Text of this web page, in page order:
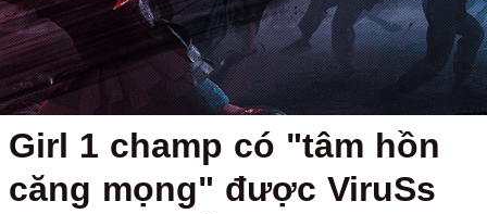
Girl 1 champ có "tâm hồn
căng mọng" được ViruSs